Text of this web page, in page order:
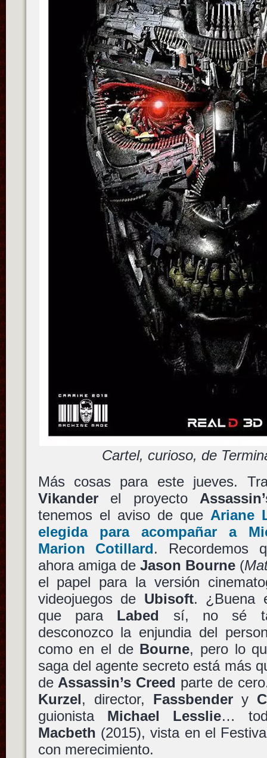
Cartel, curioso, de
Más cosas para este jueves.
Vikanderel proyecto
tenemos el aviso de que Ariane
elegida para acompañar a
Marion Cotillard. Recordemos
ahora amiga de Jason Bourne(
el papel para la versión
videojuegos de Ubisoft. ¿Buena
que para Labed sí, no sé
desconozco la enjundia del
como en el de Bourne, pero lo
saga del agente secreto está más
de Assassin’s Creed parte de
Kurzel, director, Fassbendery
guionista Michael Lesslie…
Macbeth (2015), vista en el
con merecimiento.